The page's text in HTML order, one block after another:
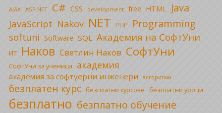
AJAX ASP.NET C# CSS development free HTML Java
JavaScript Nakov NET PHP Programming
softuni Software SQL Академия на СофтУни
ИТ Наков Светлин Наков СофтУни
СофтУни за ученици академия
академия за софтуерни инженери алгоритми
безплатен курс безплатни курсове безплатни уроци
безплатно безплатно обучение